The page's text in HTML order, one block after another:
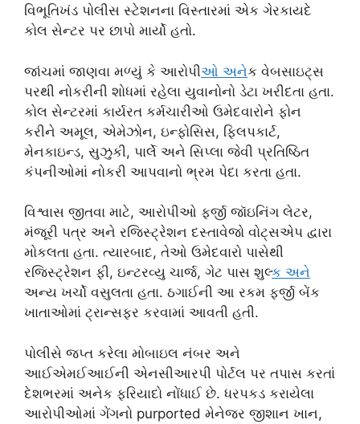
વિભૂતિખંડ પોલીસ સ્ટેશનના વિસ્તારમાં એક ગેરકાયદે
કોલ સેન્ટર પર છાપો માર્યો હતો.
જાંચમાં જાણવા મળ્યું કે આરોપીઓ અનેક વેબસાઇટ્સ
પરથી નોકરીની શોધમાં રહેલા યુવાનોનો ડેટા ખરીદતા હતા.
કોલ સેન્ટરમાં કાર્યરત કર્મચારીઓ ઉમેદવારોને ફોન
કરીને અમૂલ, એમેઝોન, ઇન્ફોસિસ, ફ્લિપકાર્ટ,
મેનકાઇન્ડ, સુઝુકી, પાર્લે અને સિપ્લા જેવી પ્રતિષ્ઠિત
કંપનીઓમાં નોકરી આપવાનો ભ્રમ પેદા કરતા હતા.
વિશ્વાસ જીતવા માટે, આરોપીઓ ફર્જી જૉઇનિંગ લેટર,
મંજૂરી પત્ર અને રજિસ્ટ્રેશન દસ્તાવેજો વોટ્સએપ દ્વારા
મોકલતા હતા. ત્યારબાદ, તેઓ ઉમેદવારો પાસેથી
રજિસ્ટ્રેશન ફી, ઇન્ટરવ્યુ ચાર્જ, ગેટ પાસ શુલ્ક અન
અન્ય ખર્ચો વસુલતા હતા. ઠગાઈની આ રકમ ફર્જી બેંક
ખાતાઓમાં ટ્રાન્સફર કરવામાં આવતી હતી.
પોલીસે જપ્ત કરેલા મોબાઇલ નંબર અને
આઈએમઈઆઈની એનસીઆરપી પોર્ટલ પર તપાસ કરતાં
દેશભરમાં અનેક ફરિયાદો નોંધાઈ છે. ધરપકડ કરાયેલા
આરોપીઓમાં ગેંગનો purported મેનેજર જીશાન ખાન,